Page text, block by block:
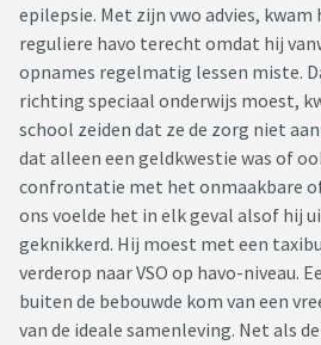
epilepsie. Met zijn vwo advies,
reguliere havo terecht omdat hij
opnames regelmatig lessen miste.
richting speciaal onderwijs moest,
school zeiden dat ze de zorg niet
dat alleen een geldkwestie was of
confrontatie met het onmaakbare
ons voelde het in elk geval alsof hij
geknikkerd. Hij moest met een
verderop naar VSO op havo-niveau.
buiten de bebouwde kom van een
van de ideale samenleving. Net als